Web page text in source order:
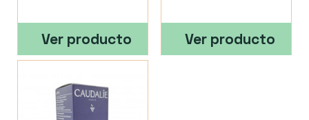
Ver producto Ver producto